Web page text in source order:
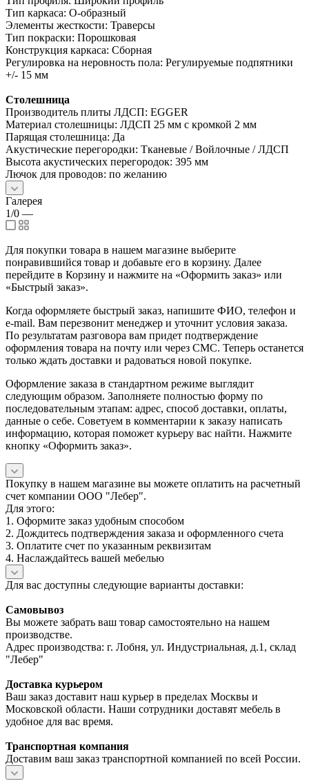
Тип каркаса: О-образный
Элементы жесткости: Траверсы
Тип покраски: Порошковая
Конструкция каркаса: Сборная
Регулировка на неровность пола: Регулируемые подпятники
+/- 15 мм
Столешница
Производитель плиты ЛДСП: EGGER
Материал столешницы: ЛДСП 25 мм с кромкой 2 мм
Парящая столешница: Да
Акустические перегородки: Тканевые / Войлочные / ЛДСП
Высота акустических перегородок: 395 мм
Лючок для проводов: по желанию
Галерея
1/0 —
Для покупки товара в нашем магазине выберите
понравившийся товар и добавьте его в корзину. Далее
перейдите в Корзину и нажмите на «Оформить заказ» или
«Быстрый заказ».
Когда оформляете быстрый заказ, напишите ФИО, телефон и
e-mail. Вам перезвонит менеджер и уточнит условия заказа.
По результатам разговора вам придет подтверждение
оформления товара на почту или через СМС. Теперь останется
только ждать доставки и радоваться новой покупке.
Оформление заказа в стандартном режиме выглядит
следующим образом. Заполняете полностью форму по
последовательным этапам: адрес, способ доставки, оплаты,
данные о себе. Советуем в комментарии к заказу написать
информацию, которая поможет курьеру вас найти. Нажмите
кнопку «Оформить заказ».
Покупку в нашем магазине вы можете оплатить на расчетный
счет компании ООО "Лебер".
Для этого:
1. Оформите заказ удобным способом
2. Дождитесь подтверждения заказа и оформленного счета
3. Оплатите счет по указанным реквизитам
4. Наслаждайтесь вашей мебелью
Для вас доступны следующие варианты доставки:
Самовывоз
Вы можете забрать ваш товар самостоятельно на нашем
производстве.
Адрес производства: г. Лобня, ул. Индустриальная, д.1, склад
"Лебер"
Доставка курьером
Ваш заказ доставит наш курьер в пределах Москвы и
Московской области. Наши сотрудники доставят мебель в
удобное для вас время.
Транспортная компания
Доставим ваш заказ транспортной компанией по всей России.